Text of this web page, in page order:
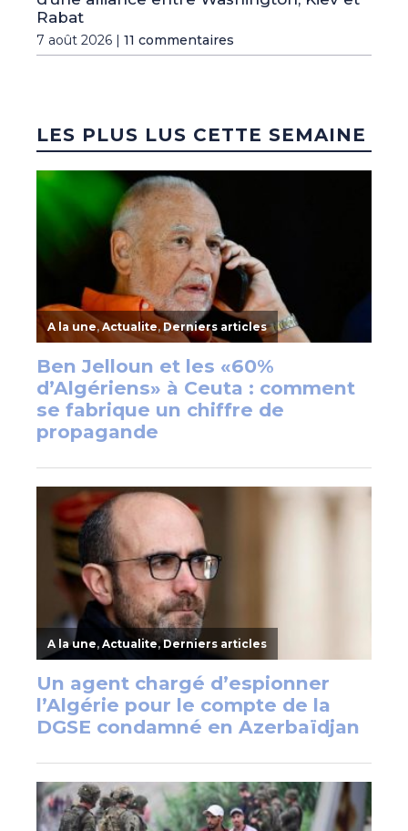
Rabat
7 août 2026 | 11 commentaires
LES PLUS LUS CETTE SEMAINE